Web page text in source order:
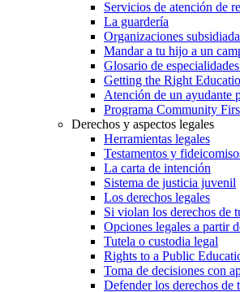
Servicios de atención de
La guardería
Organizaciones
Mandar a tu hijo a un
Glosario de
Getting the Right
Atención de un ayudante
Programa Community
Derechos y aspectos legales
Herramientas legales
Testamentos y
La carta de intención
Sistema de justicia juvenil
Los derechos legales
Si violan los derechos de
Opciones legales a partir
Tutela o custodia legal
Rights to a Public
Toma de decisiones con
Defender los derechos